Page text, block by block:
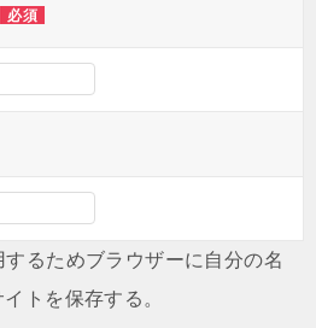
必須
るためブラウザーに自分の名
トを保存する。